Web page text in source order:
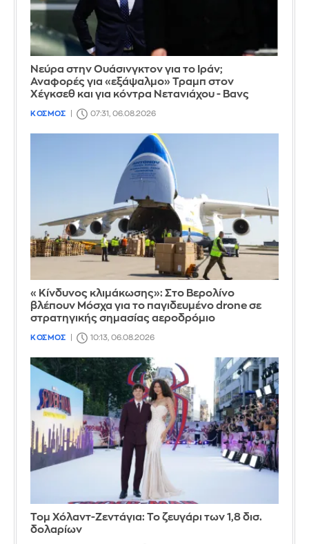
Νεύρα στην Ουάσινγκτον για το Ιράν;
Αναφορές για «εξάψαλμο» Τραμπ στον
Χέγκσεθ και για κόντρα Νετανιάχου - Βανς
ΚΟΣΜΟΣ 07:31, 06.08.2026
«Κίνδυνος κλιμάκωσης»: Στο Βερολίνο
βλέπουν Μόσχα για το παγιδευμένο drone σε
στρατηγικής σημασίας αεροδρόμιο
ΚΟΣΜΟΣ 10:13, 06.08.2026
Τομ Χόλαντ-Ζεντάγια: Το ζευγάρι των 1,8 δισ.
δολαρίων